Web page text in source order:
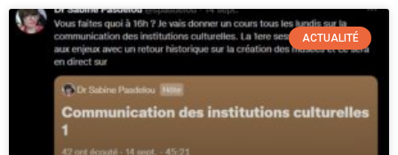
ACTUALITÉ